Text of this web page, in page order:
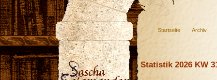
Startseite Archiv
Statistik 2026 KW